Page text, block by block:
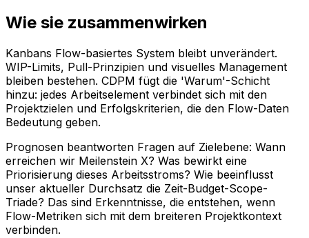
Wie sie zusammenwirken
Kanbans Flow-basiertes System bleibt unverändert.
WIP-Limits, Pull-Prinzipien und visuelles Management
bleiben bestehen. CDPM fügt die 'Warum'-Schicht
hinzu: jedes Arbeitselement verbindet sich mit den
Projektzielen und Erfolgskriterien, die den Flow-Daten
Bedeutung geben.
Prognosen beantworten Fragen auf Zielebene: Wann
erreichen wir Meilenstein X? Was bewirkt eine
Priorisierung dieses Arbeitsstroms? Wie beeinflusst
unser aktueller Durchsatz die Zeit-Budget-Scope-
Triade? Das sind Erkenntnisse, die entstehen, wenn
Flow-Metriken sich mit dem breiteren Projektkontext
verbinden.